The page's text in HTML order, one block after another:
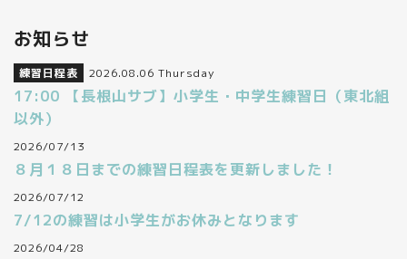
お知らせ
練習日程表 2026.08.06 Thursday
17:00 【長根山サブ】小学生・中学生練習日（東北組
以外）
2026/07/13
８月１８日までの練習日程表を更新しました！
2026/07/12
7/12の練習は小学生がお休みとなります
2026/04/28